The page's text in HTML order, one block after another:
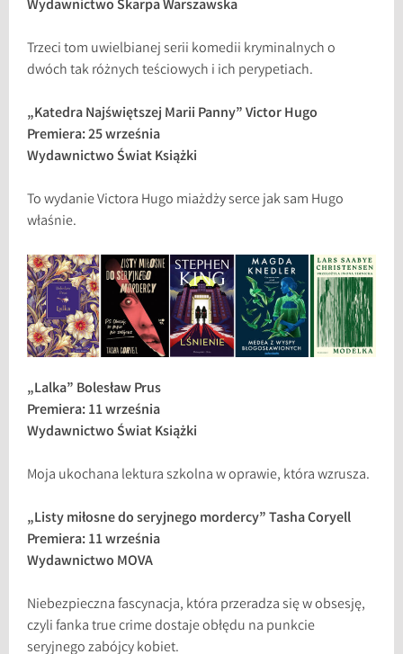
Wydawnictwo Skarpa Warszawska
Trzeci tom uwielbianej serii komedii kryminalnych o
dwóch tak różnych teściowych i ich perypetiach.
„Katedra Najświętszej Marii Panny” Victor Hugo
Premiera: 25 września
Wydawnictwo Świat Książki
To wydanie Victora Hugo miażdży serce jak sam Hugo
właśnie.
„Lalka” Bolesław Prus
Premiera: 11 września
Wydawnictwo Świat Książki
Moja ukochana lektura szkolna w oprawie, która wzrusza.
„Listy miłosne do seryjnego mordercy” Tasha Coryell
Premiera: 11 września
Wydawnictwo MOVA
Niebezpieczna fascynacja, która przeradza się w obsesję,
czyli fanka true crime dostaje obłędu na punkcie
seryjnego zabójcy kobiet.